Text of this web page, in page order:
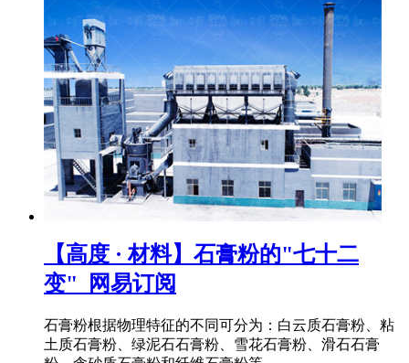
【高度 · 材料】石膏粉的"七十二
变"_网易订阅
石膏粉根据物理特征的不同可分为：白云质石膏粉、粘
土质石膏粉、绿泥石石膏粉、雪花石膏粉、滑石石膏